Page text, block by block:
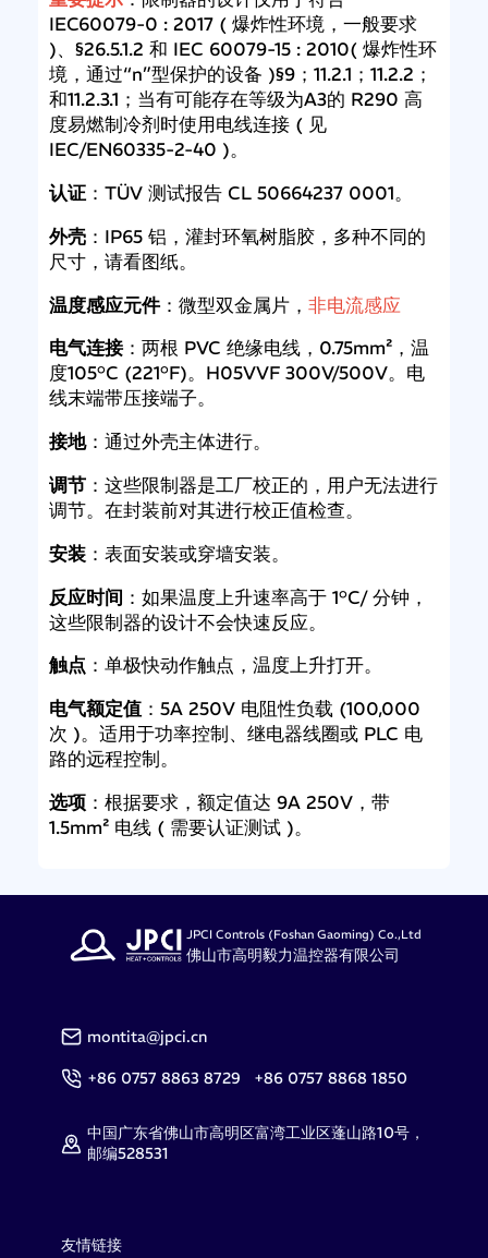
IEC60079-0 : 2017 ( 爆炸性环境，一般要求
)、§26.5.1.2 和 IEC 60079-15 : 2010( 爆炸性环
境，通过“n”型保护的设备 )§9；11.2.1；11.2.2；
和11.2.3.1；当有可能存在等级为A3的 R290 高
度易燃制冷剂时使用电线连接 ( 见
IEC/EN60335-2-40 )。
认证：TÜV 测试报告 CL 50664237 0001。
外壳：IP65 铝，灌封环氧树脂胶，多种不同的
尺寸，请看图纸。
温度感应元件：微型双金属片， 非电流感应
电气连接：两根 PVC 绝缘电线，0.75mm²，温
度105°C (221°F)。H05VVF 300V/500V。电
线末端带压接端子。
接地：通过外壳主体进行。
调节：这些限制器是工厂校正的，用户无法进行
调节。在封装前对其进行校正值检查。
安装：表面安装或穿墙安装。
反应时间 ：如果温度上升速率高于 1°C/ 分钟，
这些限制器的设计不会快速反应。
触点：单极快动作触点，温度上升打开。
电气额定值：5A 250V 电阻性负载 (100,000
次 )。适用于功率控制、继电器线圈或 PLC 电
路的远程控制。
选项：根据要求，额定值达 9A 250V，带
1.5mm² 电线 ( 需要认证测试 )。
JPCI Controls (Foshan Gaoming) Co.,Ltd
佛山市高明毅力温控器有限公司
montita@jpci.cn
+86 0757 8863 8729 +86 0757 8868 1850
中国广东省佛山市高明区富湾工业区蓬山路10号，
邮编528531
友情链接